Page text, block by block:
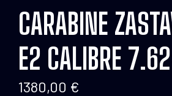
CARABINE
E2 CALIBRE
1380,00 €